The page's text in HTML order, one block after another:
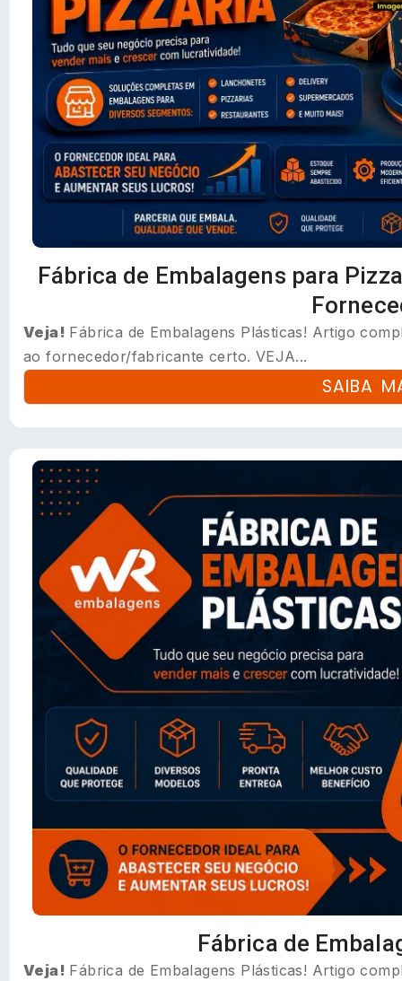
Fábrica de Embalagens para
Veja! Fábrica de Embalagens Plásticas! Artigo
ao fornecedor/fabricante certo. VEJA...
SAIBA
Fábrica de
Veja! Fábrica de Embalagens Plásticas! Artigo